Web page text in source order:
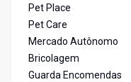
Pet Place
Pet Care
Mercado Autônomo
Bricolagem
Guarda Encomendas